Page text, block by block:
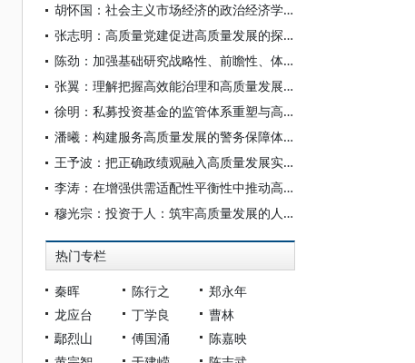
胡怀国：社会主义市场经济的政治经济学解析
张志明：高质量党建促进高质量发展的探索创新
陈劲：加强基础研究战略性、前瞻性、体系化布局
张翼：理解把握高效能治理和高质量发展的有机结合
徐明：私募投资基金的监管体系重塑与高质量发展路径
潘曦：构建服务高质量发展的警务保障体系
王予波：把正确政绩观融入高质量发展实践
李涛：在增强供需适配性平衡性中推动高质量发展
穆光宗：投资于人：筑牢高质量发展的人力资本根基
热门专栏
秦晖 陈行之
郑永年
龙应台
丁学良
曹林
鄢烈山
傅国涌
陈嘉映